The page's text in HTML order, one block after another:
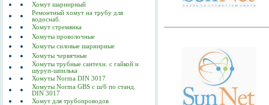
Хомут шарнирный
Ремонтный хомут на трубу для
водоснаб.
Хомут стремянка
Хомуты проволочные
Хомуты силовые шарнирные
Хомуты червячные
Хомуты трубные сантехн. с гайкой и
шуруп-шпилька
Хомуты Norma DIN 3017
Хомуты Norma GBS с ш/б по станд.
DIN 3017
Хомут для трубопроводов